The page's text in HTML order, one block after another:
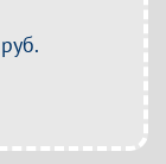
руб.